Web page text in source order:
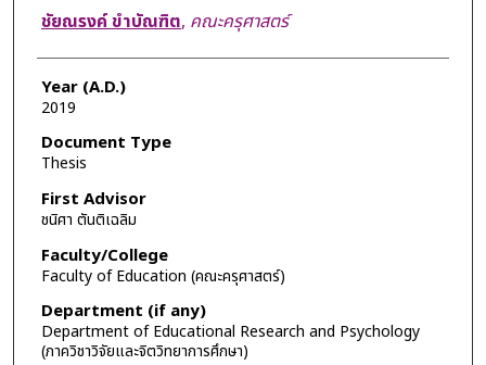
Author
ชัยณรงค์ ขำบัณฑิต, คณะครุศาสตร์
Year (A.D.)
2019
Document Type
Thesis
First Advisor
ชนิศา ตันติเฉลิม
Faculty/College
Faculty of Education (คณะครุศาสตร์)
Department (if any)
Department of Educational Research and Psychology
(ภาควิชาวิจัยและจิตวิทยาการศึกษา)